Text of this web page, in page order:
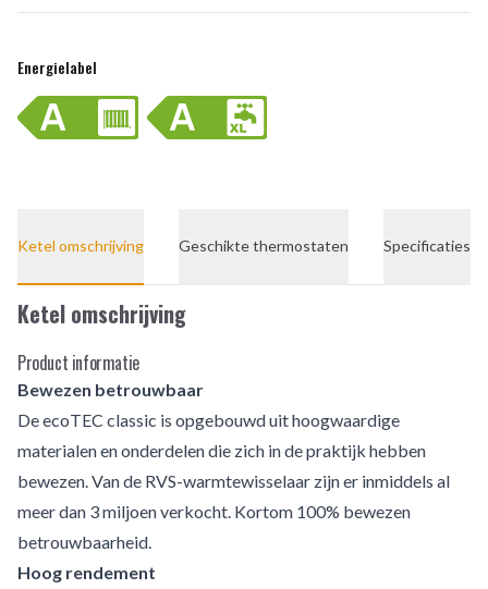
Energielabel
Ketel omschrijving Geschikte thermostaten Specificaties
Ketel omschrijving
Product informatie
Bewezen betrouwbaar
De ecoTEC classic is opgebouwd uit hoogwaardige
materialen en onderdelen die zich in de praktijk hebben
bewezen. Van de RVS-warmtewisselaar zijn er inmiddels al
meer dan 3 miljoen verkocht. Kortom 100% bewezen
betrouwbaarheid.
Hoog rendement